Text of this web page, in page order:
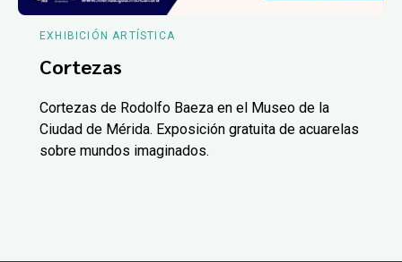
EXHIBICIÓN ARTÍSTICA
Cortezas
Cortezas de Rodolfo Baeza en el Museo de la
Ciudad de Mérida. Exposición gratuita de acuarelas
sobre mundos imaginados.